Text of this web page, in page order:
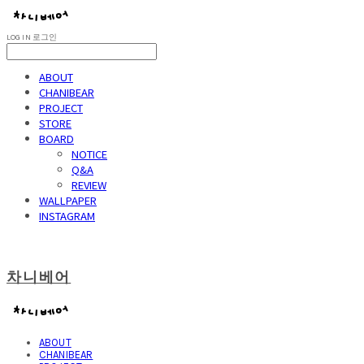
LOG IN 로그인
ABOUT
CHANIBEAR
PROJECT
STORE
BOARD
NOTICE
Q&A
REVIEW
WALLPAPER
INSTAGRAM
차니베어
ABOUT
CHANIBEAR